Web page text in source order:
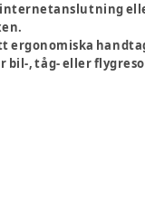
ergonomiska
bil-, tåg- eller